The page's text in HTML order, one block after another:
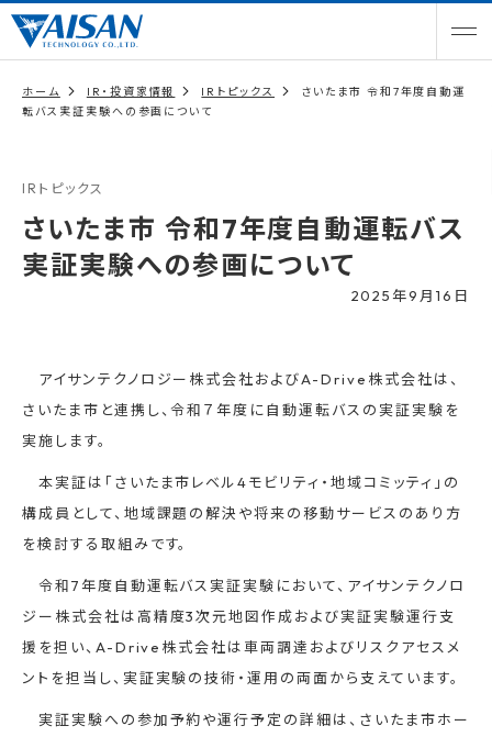
ホーム IR・投資家情報 IRトピックス
さいたま市 令和7年度自動運
転バス実証実験への参画について
IRトピックス
さいたま市 令和7年度自動運転バス
実証実験への参画について
2025年9月16日
アイサンテクノロジー株式会社およびA-Drive株式会社は、
さいたま市と連携し、令和７年度に自動運転バスの実証実験を
実施します。
本実証は「さいたま市レベル4モビリティ・地域コミッティ」の
構成員として、地域課題の解決や将来の移動サービスのあり方
を検討する取組みです。
令和7年度自動運転バス実証実験において、アイサンテクノロ
ジー株式会社は高精度3次元地図作成および実証実験運行支
援を担い、A-Drive株式会社は車両調達およびリスクアセスメ
ントを担当し、実証実験の技術・運用の両面から支えています。
実証実験への参加予約や運行予定の詳細は、さいたま市ホー